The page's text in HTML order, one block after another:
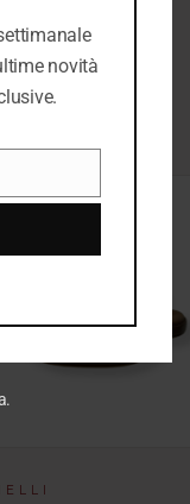
novità